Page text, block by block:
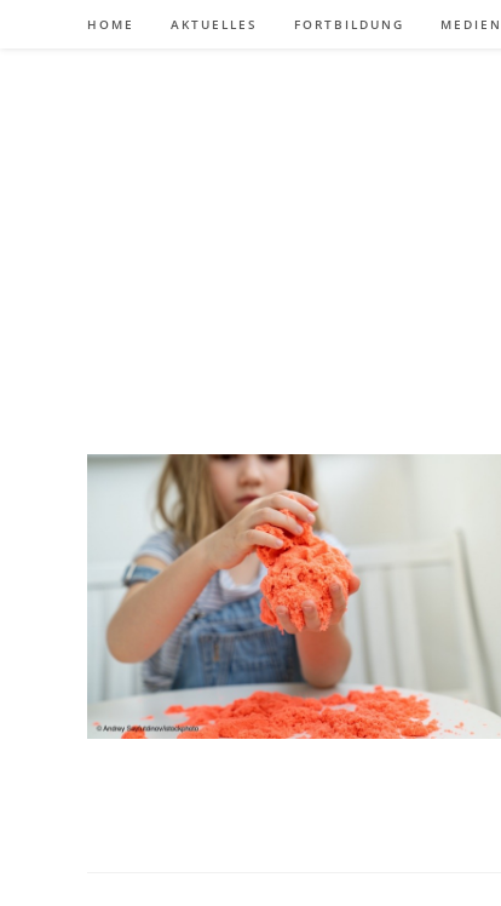
HOME AKTUELLES FORTBILDUNG MEDIEN